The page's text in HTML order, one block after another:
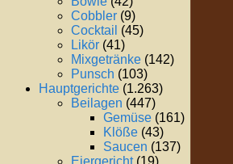
Cobbler (9)
Cocktail (45)
Likör (41)
Mixgetränke (142)
Punsch (103)
Hauptgerichte (1.263)
Beilagen (447)
Gemüse (161)
Klöße (43)
Saucen (137)